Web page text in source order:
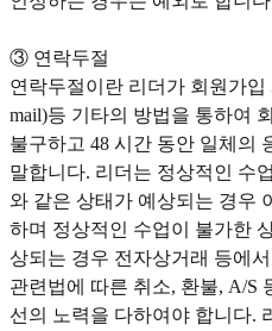
③ 연락두절
연락두절이란 리더가 회원가
mail)등 기타의 방법을 통하여
불구하고 48 시간 동안 일체의
말합니다. 리더는 정상적인 수
와 같은 상태가 예상되는 경우
하며 정상적인 수업이 불가한
상되는 경우 전자상거래 등에
관련법에 따른 취소, 환불, A/S
선의 노력을 다하여야 합니다.